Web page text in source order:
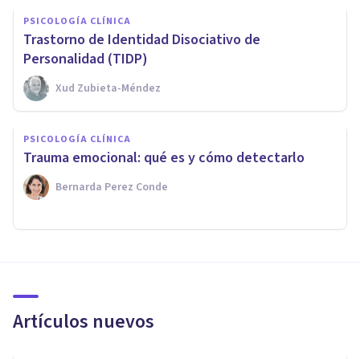
PSICOLOGÍA CLÍNICA
​Trastorno de Identidad Disociativo de
Personalidad (TIDP)
Xud Zubieta-Méndez
PSICOLOGÍA CLÍNICA
Trauma emocional: qué es y cómo detectarlo
Bernarda Perez Conde
Artículos nuevos